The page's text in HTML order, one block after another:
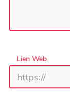
Lien Web